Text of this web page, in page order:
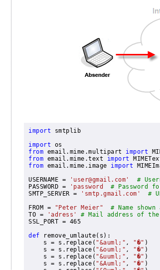
import smtplib
import
from email.mime.multipart import
from email.mime.text import
from email.mime.image import
USERNAME =
'user@gmail.com'
#
PASSWORD =
'password
# Password
SMTP_SERVER =
'smtp.gmail.com'
#
FROM =
"Peter Meier"
# Name
TO =
'adress'
# Mail address of
SSL_PORT = 465
def remove_umlaute(s):
s = s.replace( "&auml;" , "�" )
    s = s.replace(
"&ouml;" , "�" )
    s = s.replace(
"&uuml;" , "�" )
    s = s.replace(
"&Auml;" , "�" )